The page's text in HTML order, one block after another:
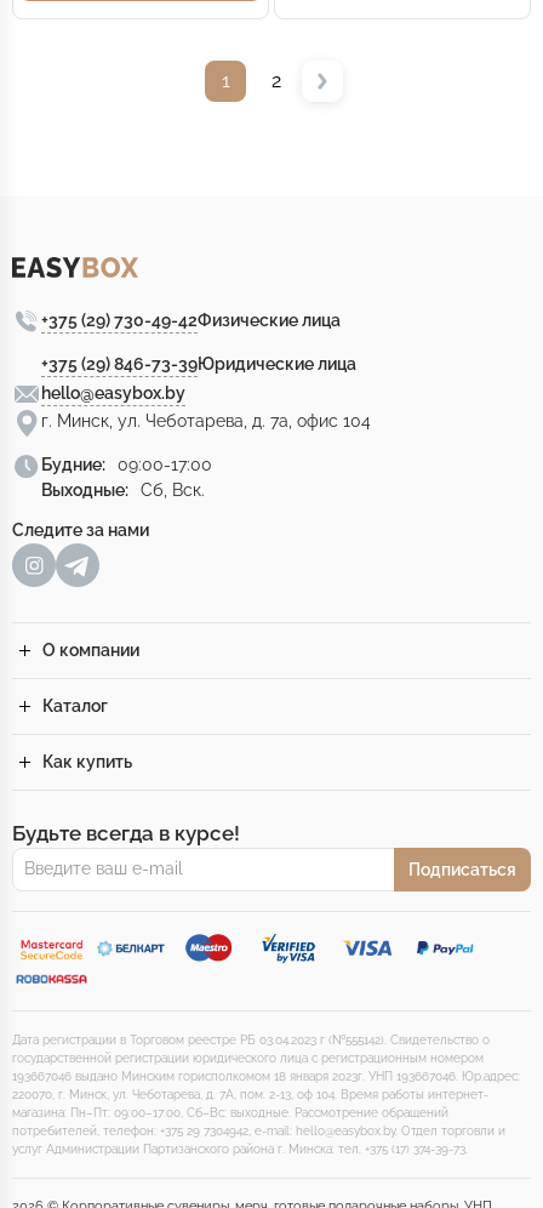
1 2
+375 (29) 730-49-42Физические лица
+375 (29) 846-73-39Юридические лица
hello@easybox.by
г. Минск, ул. Чеботарева, д. 7а, офис 104
Будние:
09:00-17:00
Выходные:
Сб, Вск.
Следите за нами
О компании
Каталог
Как купить
Будьте всегда в курсе!
Подписаться
Дата регистрации в Торговом реестре РБ 03.04.2023 г (№555142). Свидетельство о
государственной регистрации юридического лица с регистрационным номером
193667046 выдано Минским горисполкомом 18 января 2023г. УНП 193667046. Юр.адрес:
220070, г. Минск, ул. Чеботарева, д. 7А, пом. 2-13, оф 104. Время работы интернет-
магазина: Пн–Пт: 09:00–17:00, Сб–Вс: выходные. Рассмотрение обращений
потребителей, телефон: +375 29 7304942, e-mail: hello@easybox.by. Отдел торговли и
услуг Администрации Партизанского района г. Минска: тел. +375 (17) 374-39-73.